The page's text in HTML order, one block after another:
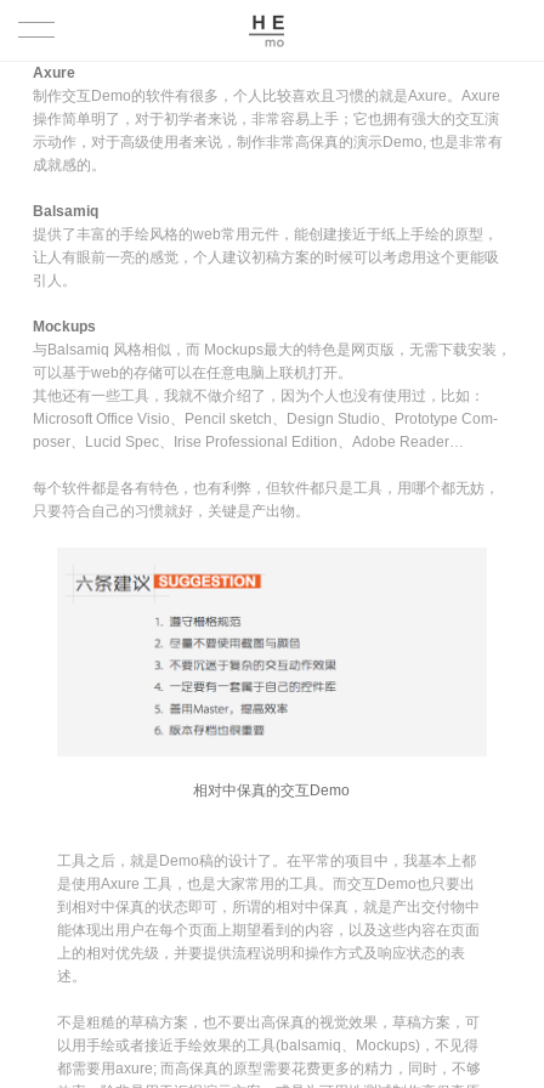
Axure
制作交互Demo的软件有很多，个人比较喜欢且习惯的就是Ax­ure。Ax­ure
操作简单明了，对于初学者来说，非常容易上手；它也拥有强大的交互演
示动作，对于高级使用者来说，制作非常高保真的演示Demo, 也是非常有
成就感的。
Balsamiq
提供了丰富的手绘风格的web常用元件，能创建接近于纸上手绘的原型，
让人有眼前一亮的感觉，个人建议初稿方案的时候可以考虑用这个更能吸
引人。
Mockups
与Bal­samiq 风格相似，而 Mock­ups最大的特色是网页版，无需下载安装，
可以基于web的存储可以在任意电脑上联机打开。
其他还有一些工具，我就不做介绍了，因为个人也没有使用过，比如：
Mi­crosoft Of­fice Vi­sio、Pen­cil sketch、De­sign Stu­dio、Pro­to­type Com­
poser、Lu­cid Spec、Irise Pro­fes­sional Edi­tion、Adobe Reader…
每个软件都是各有特色，也有利弊，但软件都只是工具，用哪个都无妨，
只要符合自己的习惯就好，关键是产出物。
相对中保真的交互Demo
工具之后，就是Demo稿的设计了。在平常的项目中，我基本上都
是使用Ax­ure 工具，也是大家常用的工具。而交互Demo也只要出
到相对中保真的状态即可，所谓的相对中保真，就是产出交付物中
能体现出用户在每个页面上期望看到的内容，以及这些内容在页面
上的相对优先级，并要提供流程说明和操作方式及响应状态的表
述。
不是粗糙的草稿方案，也不要出高保真的视觉效果，草稿方案，可
以用手绘或者接近手绘效果的工具(bal­samiq、Mock­ups)，不见得
都需要用ax­ure; 而高保真的原型需要花费更多的精力，同时，不够
首页
P R O J E C T
关于
HISTORY
T E A M
S E R V I C E
CONTACT